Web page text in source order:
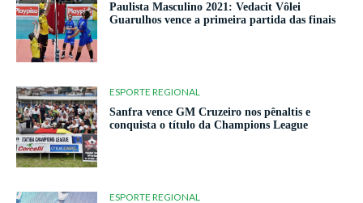
Paulista Masculino 2021: Vedacit Vôlei
Guarulhos vence a primeira partida das finais
ESPORTE REGIONAL
Sanfra vence GM Cruzeiro nos pênaltis e
conquista o título da Champions League
ESPORTE REGIONAL